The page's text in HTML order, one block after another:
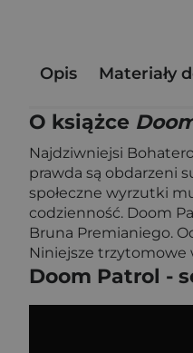
Opis Materiały
O książce
Najdziwniejsi
prawda są obdarzeni
społeczne wyrzutki
codzienność. Doom
Bruna Premianiego.
Niniejsze trzytomowe
Doom Patrol -